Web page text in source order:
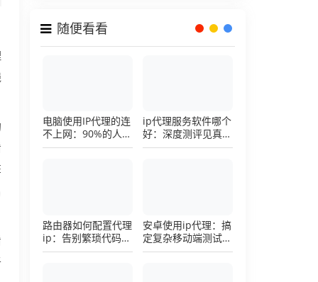
随便看看
电脑使用IP代理的连
不上网：90%的人踩
过这个坑，一招修复
ip代理服务软件哪个
好：深度测评见真
章，帮你把钱花在刀
路由器如何配置代理
ip：告别繁琐代码，
详解底层配置逻辑
安卓使用ip代理：搞
定复杂移动端测试环
境的超详细配置手册